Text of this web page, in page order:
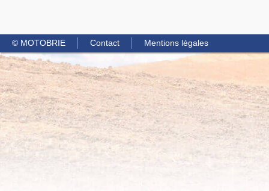
© MOTOBRIE Contact Mentions légales